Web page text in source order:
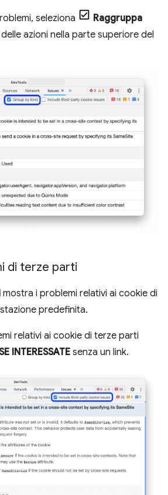
seleziona
Raggruppa
azioni nella parte superiore del
di terze parti
mostra i problemi relativi ai cookie di
predefinita.
relativi ai cookie di terze parti
INTERESSATE senza un link.